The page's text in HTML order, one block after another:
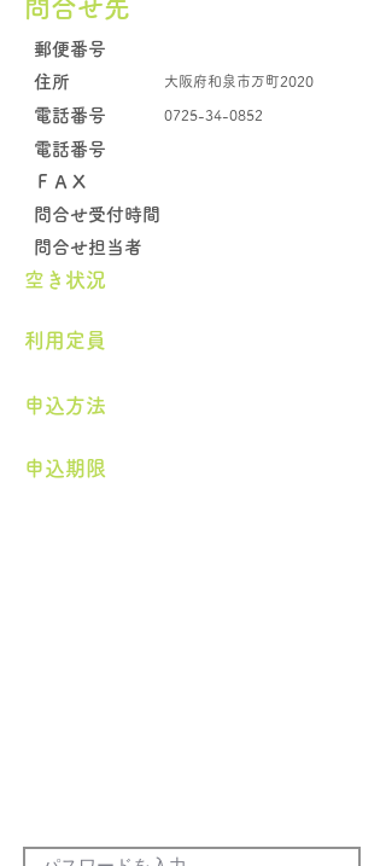
問合せ先
郵便番号
住所
大阪府和泉市万町2020
電話番号 0725-34-0852
電話番号
​ＦＡＸ
問合せ受付時間
問合せ担当者
空き状況
​利用定員
申込方法
申込期限